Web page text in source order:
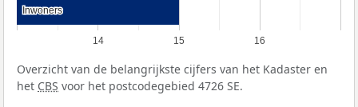
14 15 16
Inwoners
Inwoners
Overzicht van de belangrijkste cijfers van het Kadaster en
het CBS voor het postcodegebied 4726 SE.